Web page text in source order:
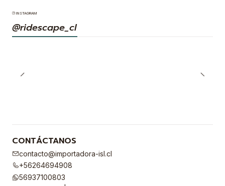
INSTAGRAM
@ridescape_cl
CONTÁCTANOS
contacto@importadora-isl.cl
+56264694908
56937100803